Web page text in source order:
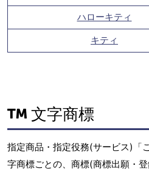
ハローキティ
キティ
文字商標
指定商品・指定役務(サービス)「
字商標ごとの、商標(商標出願・